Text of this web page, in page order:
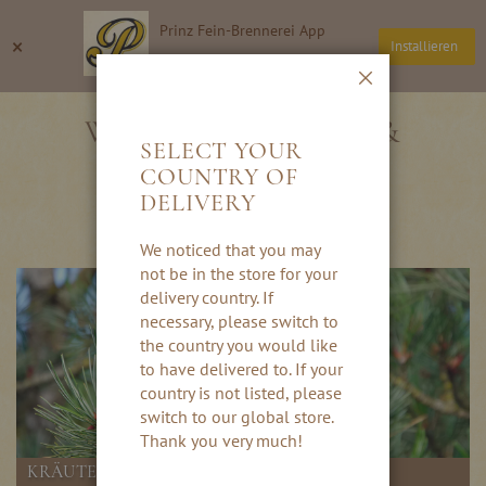
× Prinz Fein-Brennerei App
Installieren
Inhalt
Suche
WURZELN, ZAPFEN &
KRÄUTER
KRÄUTERSPEZIALITÄTEN VON PRINZ
SELECT YOUR
COUNTRY OF
DELIVERY
We noticed that you may
not be in the store for your
delivery country. If
necessary, please switch to
the country you would like
to have delivered to. If your
country is not listed, please
switch to our global store.
Thank you very much!